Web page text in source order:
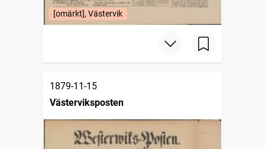
[omärkt], Västervik
1879-11-15
Västerviksposten